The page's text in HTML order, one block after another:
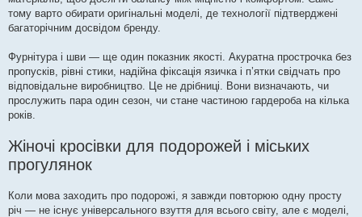
тому варто обирати оригінальні моделі, де технології підтверджені
багаторічним досвідом бренду.
Фурнітура і шви — ще один показник якості. Акуратна прострочка без
пропусків, рівні стики, надійна фіксація язичка і п’ятки свідчать про
відповідальне виробництво. Це не дрібниці. Вони визначають, чи
прослужить пара один сезон, чи стане частиною гардероба на кілька
років.
Жіночі кросівки для подорожей і міських
прогулянок
Коли мова заходить про подорожі, я завжди повторюю одну просту
річ — не існує універсального взуття для всього світу, але є моделі,